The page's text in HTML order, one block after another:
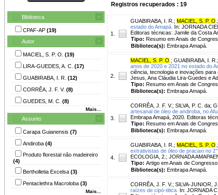
Biblioteca
CPAF-AP (19)
Autor
MACIEL, S. P. O. (19)
LIRA-GUEDES, A. C. (17)
GUABIRABA, I. R. (12)
CORRÊA, J. F. V. (8)
GUEDES, M. C. (8)
Mais...
Assunto
Carapa Guianensis (7)
Andiroba (4)
Produto florestal não madeireiro
(4)
Bertholletia Excelsa (3)
Pentaclethra Macroloba (3)
Mais...
Registros recuperados : 19
1.
GUABIRABA, I. R. ; MACIEL, S. P. O
estado do Amapá. In: JORNADA
Editoras técnicas: Jamile da Costa
Tipo: Resumo em Anais de
Biblioteca(s): Embrapa Amapá.
2.
MACIEL, S. P. O ; GUABIRABA, I. R.
anos de 2020 e 2021 no estado do
ciência, tecnologia e inovações
Jesus, Ana Cláudia Lira-Guedes e
Tipo: Resumo em Anais de
Biblioteca(s): Embrapa Amapá.
3.
CORRÊA, J. F. V.; SILVA, P. C. da;
artesanal de óleo de andiroba, no
Embrapa Amapá, 2020. Editoras
Tipo: Resumo em Anais de
Biblioteca(s): Embrapa Amapá.
4.
GUABIRABA, I. R. ; MACIEL, S. P. O
extrativistas de óleo de pracaxi no
ECOLOGIA, 2.; JORNADA
Tipo: Artigo em Anais de Congresso
Biblioteca(s): Embrapa Amapá.
CORRÊA, J. F. V.; SILVA-JUNIOR,
raízes de cipó-titica. In: JORNADA